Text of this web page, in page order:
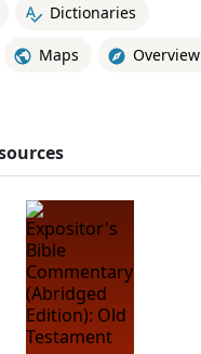
Dictionaries
Maps Overview